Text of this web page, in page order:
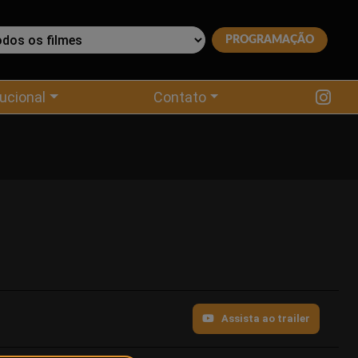
Contato
Assista ao trailer